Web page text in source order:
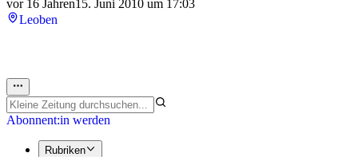
vor 16 Jahren15. Juni 2010 um 17:03
Leoben
Abonnent:in werden
Rubriken